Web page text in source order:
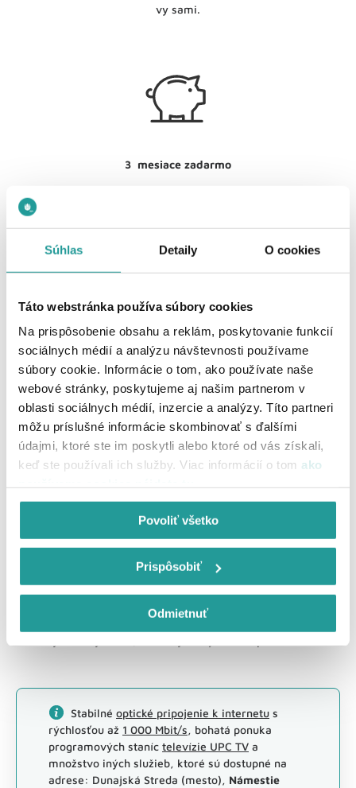
Súhlas Detaily O cookies
Táto webstránka používa súbory cookies
Na prispôsobenie obsahu a reklám, poskytovanie funkcií
sociálnych médií a analýzu návštevnosti používame
súbory cookie. Informácie o tom, ako používate naše
webové stránky, poskytujeme aj našim partnerom v
oblasti sociálnych médií, inzercie a analýzy. Títo partneri
môžu príslušné informácie skombinovať s ďalšími
údajmi, ktoré ste im poskytli alebo ktoré od vás získali,
keď ste používali ich služby. Viac informácií o tom ako
Povoliť všetko
Prispôsobiť
Odmietnuť
vy sami.
3 mesiace zadarmo
1 Gbit/s pripojenie
Garancia pevného pripojenia pre najnáročnejších s
rýchlosťou až do 1 Gbit/s.
Ako získať UPC internet?
Stabilné optické pripojenie k internetu s
rýchlosťou až 1 000 Mbit/s, bohatá ponuka
programových staníc televízie UPC TV a
množstvo iných služieb, ktoré sú dostupné na
adrese: Dunajská Streda (mesto), Námestie